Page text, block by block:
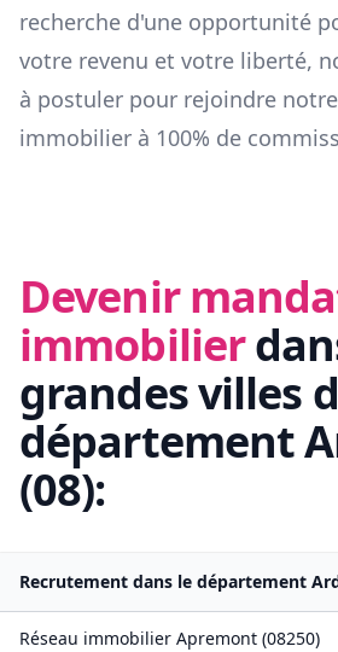
recherche d'une opportunité
votre revenu et votre liberté,
à postuler pour rejoindre
immobilier à 100% de
Devenir
immobilier
grandes villes
département
(08):
Recrutement dans le département
Réseau immobilier Apremont (08250)